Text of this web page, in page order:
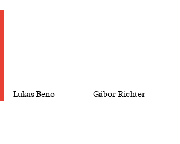
Lukas Beno Gábor Richter